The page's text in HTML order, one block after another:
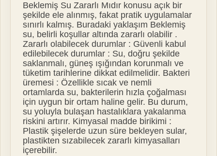
Beklemiş Su Zararlı Mıdır konusu açık bir
şekilde ele alınmış, fakat pratik uygulamalar
sınırlı kalmış. Buradaki yaklaşım Beklemiş
su, belirli koşullar altında zararlı olabilir .
Zararlı olabilecek durumlar : Güvenli kabul
edilebilecek durumlar : Su, doğru şekilde
saklanmalı, güneş ışığından korunmalı ve
tüketim tarihlerine dikkat edilmelidir. Bakteri
üremesi : Özellikle sıcak ve nemli
ortamlarda su, bakterilerin hızla çoğalması
için uygun bir ortam haline gelir. Bu durum,
su yoluyla bulaşan hastalıklara yakalanma
riskini artırır. Kimyasal madde birikimi :
Plastik şişelerde uzun süre bekleyen sular,
plastikten sızabilecek zararlı kimyasalları
içerebilir.